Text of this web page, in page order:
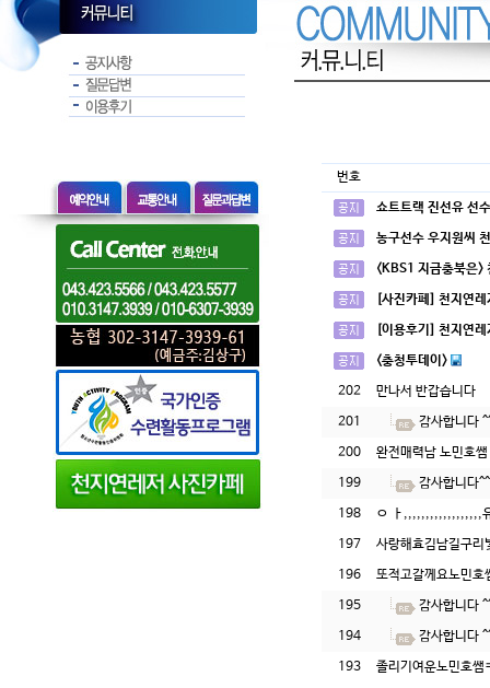
번호
쇼트트랙 진선유 선
농구선수 우지원씨
<KBS1 지금충북은>
[사진카페] 천지연
[이용후기] 천지연
<충청투데이>
202
만나서 반갑습니다
201
감사합니다
200
완전매력남 노민호쌤
199
감사합니다^^
198
ㅇ ㅏ,,,,,,,,,,,,,,,,,,
197
사랑해효김남길구리
196
또적고갈께요노민호
195
감사합니다
194
감사합니다
193
졸리기여운노민호쌤